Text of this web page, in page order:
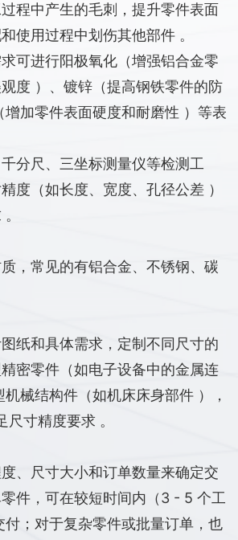
程中产生的毛刺，提升零件表面
使用过程中划伤其他部件 。
可进行阳极氧化（增强铝合金零
度 ）、镀锌（提高钢铁零件的防
加零件表面硬度和耐磨性 ）等表
分尺、三坐标测量仪等检测工
度（如长度、宽度、孔径公差 ）
，常见的有铝合金、不锈钢、碳
纸和具体需求，定制不同尺寸的
密零件（如电子设备中的金属连
械结构件（如机床床身部件 ），
寸精度要求 。
、尺寸大小和订单数量来确定交
件，可在较短时间内（3 - 5 个工
付；对于复杂零件或批量订单，也